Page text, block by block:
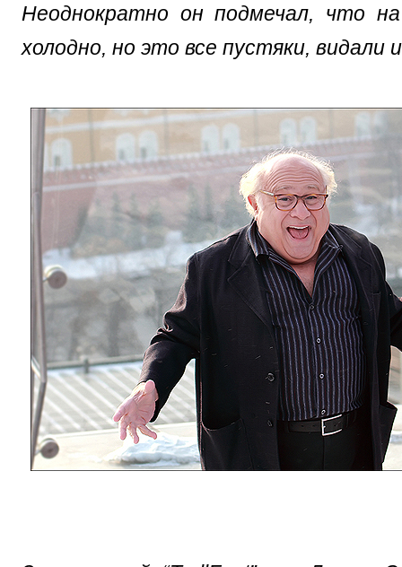
Неоднократно он подмечал, что
холодно, но это все пустяки, видали